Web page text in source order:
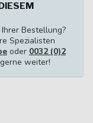
Bestellung?
Spezialisten
oder 0032 (0)2
weiter!